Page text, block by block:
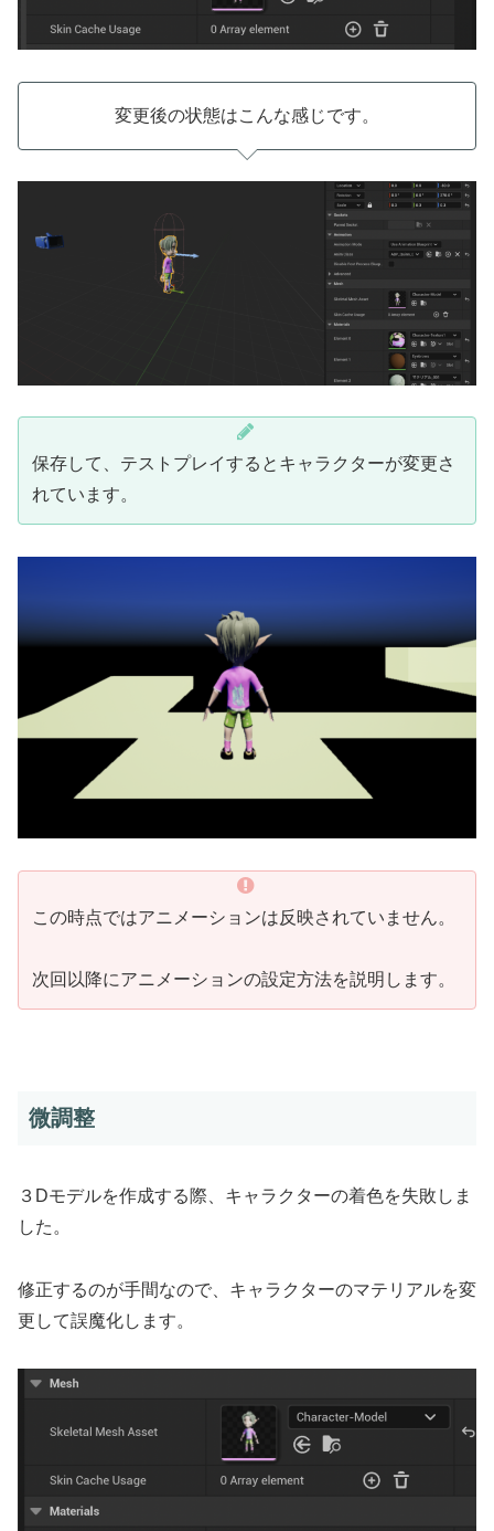
変更後の状態はこんな感じです。
保存して、テストプレイするとキャラクターが変更さ
れています。
この時点ではアニメーションは反映されていません。
次回以降にアニメーションの設定方法を説明します。
微調整
３Dモデルを作成する際、キャラクターの着色を失敗しま
した。
修正するのが手間なので、キャラクターのマテリアルを変
更して誤魔化します。